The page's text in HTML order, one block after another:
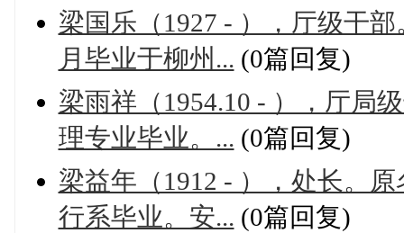
梁国乐（1927 - ），厅级干
月毕业于柳州... (0篇回复)
梁雨祥（1954.10 - ），厅局
理专业毕业。... (0篇回复)
梁益年（1912 - ），处长。
行系毕业。安... (0篇回复)